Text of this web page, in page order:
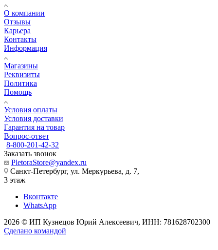
О компании
Отзывы
Карьера
Контакты
Информация
Магазины
Реквизиты
Политика
Помощь
Условия оплаты
Условия доставки
Гарантия на товар
Вопрос-ответ
8-800-201-42-32
Заказать звонок
PletoraStore@yandex.ru
Санкт-Петербург, ул. Меркурьева, д. 7,
3 этаж
Вконтакте
WhatsApp
2026 © ИП Кузнецов Юрий Алексеевич, ИНН: 781628702300
Сделано командой